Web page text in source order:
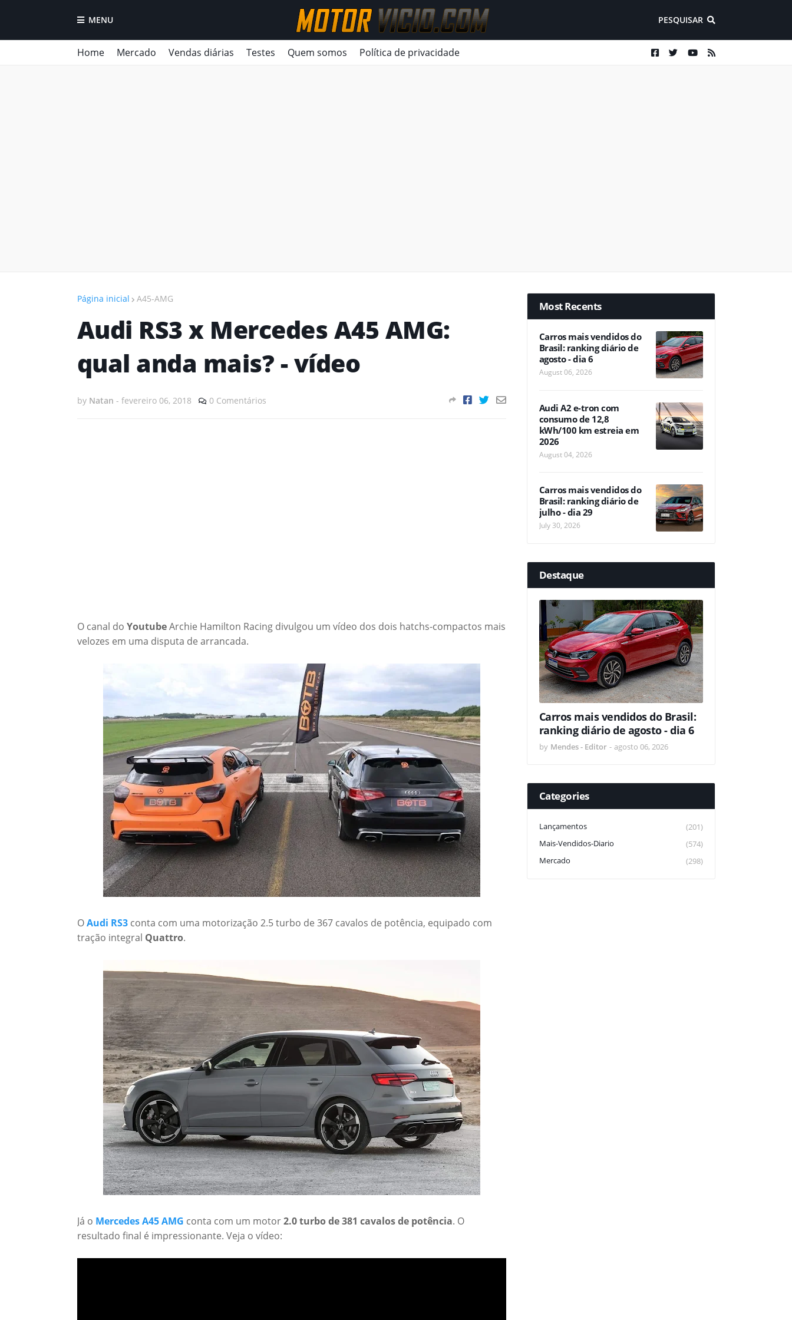
MENU PESQUISAR
Home Mercado Vendas diárias Testes Quem somos Política de privacidade
Página inicial A45-AMG
Audi RS3 x Mercedes A45 AMG:
qual anda mais? - vídeo
by Natan - fevereiro 06, 2018 0 Comentários
O canal do YoutubeArchie Hamilton Racing divulgou um vídeo dos dois hatchs-compactos mais
velozes em uma disputa de arrancada.
OAudi RS3 conta com uma motorização 2.5 turbo de 367 cavalos de potência, equipado com
tração integral Quattro.
Já o Mercedes A45 AMG conta com um motor2.0 turbo de 381 cavalos de potência. O
resultado final é impressionante. Veja o vídeo:
Most Recents
Carros mais vendidos do
Brasil: ranking diário de
agosto - dia 6
August 06, 2026
Audi A2 e-tron com
consumo de 12,8
kWh/100 km estreia em
2026
August 04, 2026
Carros mais vendidos do
Brasil: ranking diário de
julho - dia 29
July 30, 2026
Destaque
Carros mais vendidos do Brasil:
ranking diário de agosto - dia 6
by Mendes - Editor - agosto 06, 2026
Categories
Lançamentos
(201)
Mais-Vendidos-Diario
(574)
Mercado
(298)